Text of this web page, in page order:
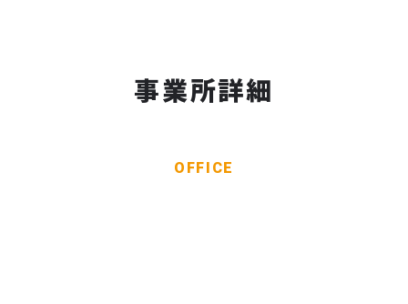
事業所詳細
OFFICE